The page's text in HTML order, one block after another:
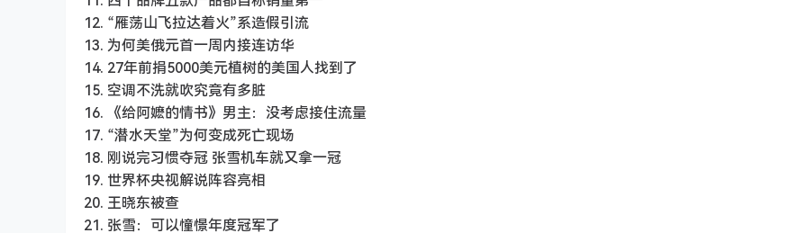
12. “雁荡山飞拉达着火”系造假引流
13. 为何美俄元首一周内接连访华
14. 27年前捐5000美元植树的美国人找到了
15. 空调不洗就吹究竟有多脏
16. 《给阿嬷的情书》男主：没考虑接住流量
17. “潜水天堂”为何变成死亡现场
18. 刚说完习惯夺冠 张雪机车就又拿一冠
19. 世界杯央视解说阵容亮相
20. 王晓东被查
21. 张雪：可以憧憬年度冠军了